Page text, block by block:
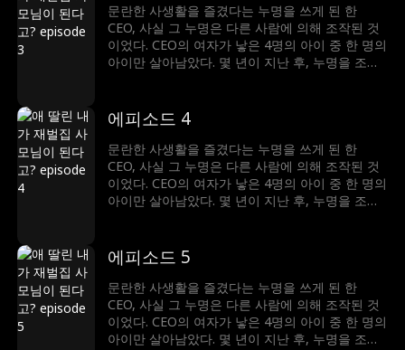
문란한 사생활을 즐겼다는 누명을 쓰게 된 한
CEO, 사실 그 누명은 다른 사람에 의해 조작된 것
이었다. CEO의 여자가 낳은 4명의 아이 중 한 명의
아이만 살아남았다. 몇 년이 지난 후, 누명을 조작
회하게 되는데…
에피소드 4
문란한 사생활을 즐겼다는 누명을 쓰게 된 한
CEO, 사실 그 누명은 다른 사람에 의해 조작된 것
이었다. CEO의 여자가 낳은 4명의 아이 중 한 명의
아이만 살아남았다. 몇 년이 지난 후, 누명을 조작
회하게 되는데…
에피소드 5
문란한 사생활을 즐겼다는 누명을 쓰게 된 한
CEO, 사실 그 누명은 다른 사람에 의해 조작된 것
이었다. CEO의 여자가 낳은 4명의 아이 중 한 명의
아이만 살아남았다. 몇 년이 지난 후, 누명을 조작